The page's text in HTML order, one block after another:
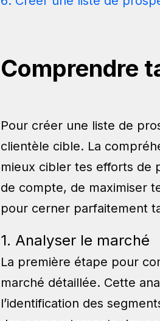
Comprendre
Pour créer une liste de
clientèle cible. La
mieux cibler tes efforts de
de compte, de maximiser
pour cerner parfaitement
1. Analyser le marché
La première étape pour
marché détaillée. Cette
l’identification des